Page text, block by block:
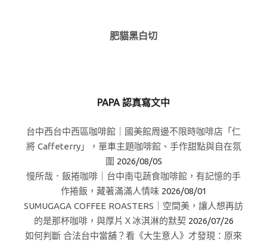
肥貓黑白切
PAPA 認真寫文中
台中西台中西區咖啡館｜國美館周邊不限時咖啡店「仁
將 Caffeterry」，單車主題咖啡館、手作甜點與自在氛
圍 2026/08/05
慢所哉．飯捲咖啡｜台中南屯蔬食咖啡館，有記憶的手
作捲飯，藏著滿滿人情味 2026/08/01
SUMUGAGA COFFEE ROASTERS｜空間美，讓人想再訪
的是那杯咖啡，與厚片Ｘ冰淇淋的默契 2026/07/26
如何判斷 合法台中當舖？看《大生意人》才發現：原來